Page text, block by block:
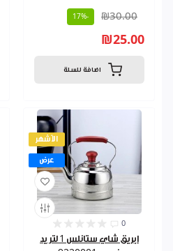
₪30.00
-17%
₪25.00
اضافة للسلة
الأشهر
عرض
0
ابريق شاي ستانلس 1 لتر يد